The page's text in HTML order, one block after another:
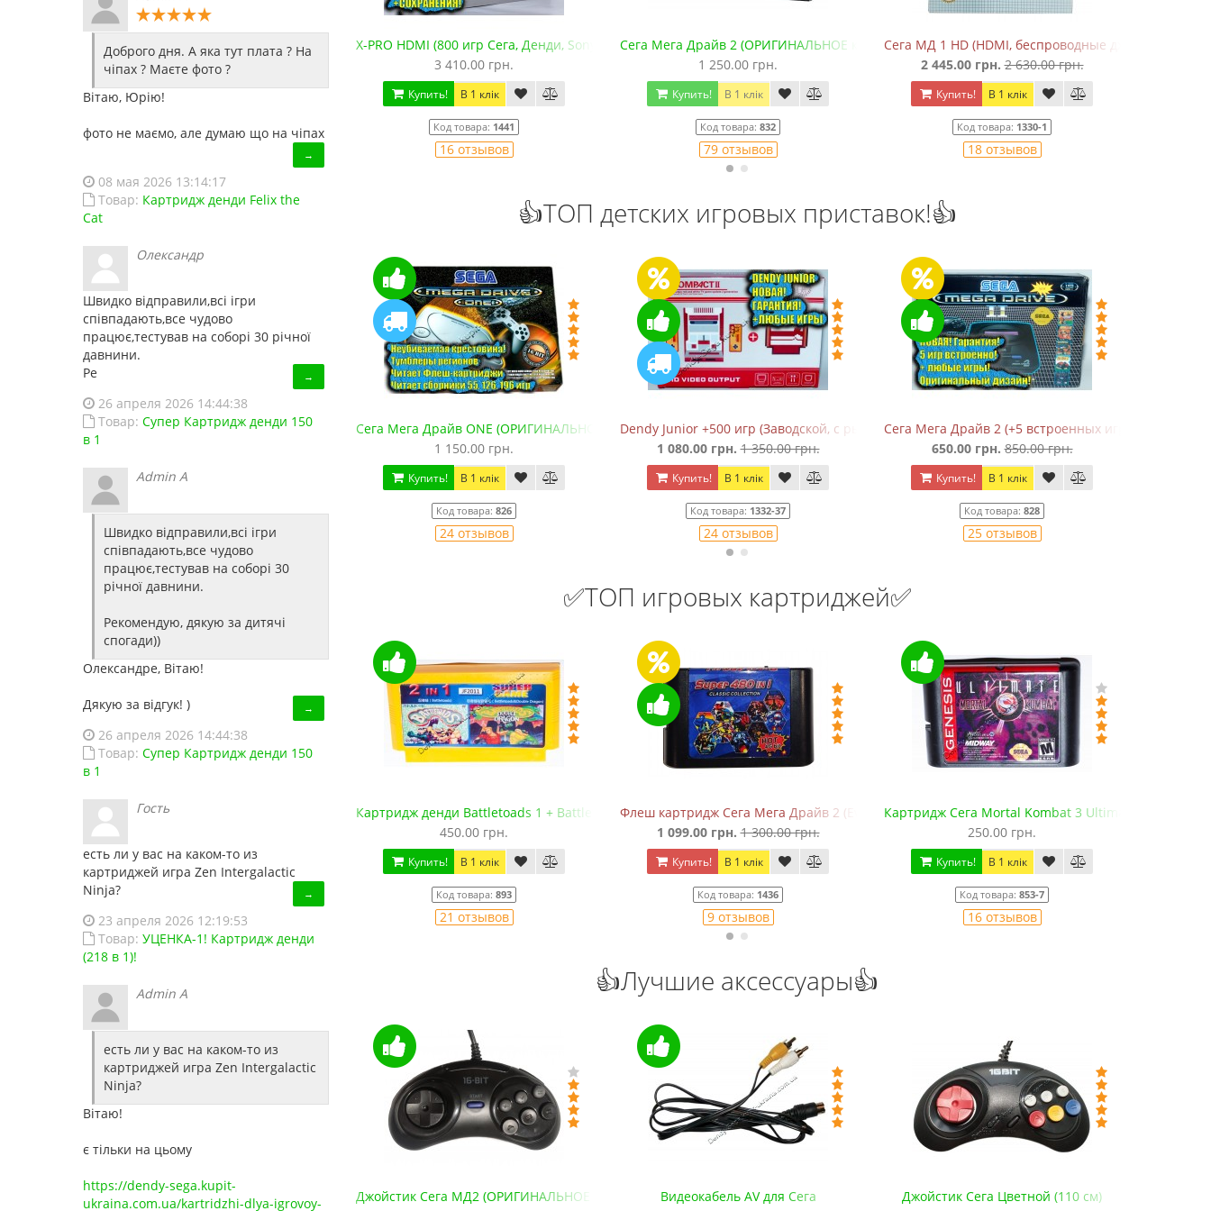
Доброго дня. А яка тут плата ? На
чіпах ? Маєте фото ?
Вітаю, Юрію!
фото не маємо, але думаю що на чіпах
→
08 мая 2026 13:14:17
Товар: Картридж денди Felix the
Cat
Олександр
Швидко відправили,всі ігри
співпадають,все чудово
працює,тестував на соборі 30 річної
давнини.
Ре
→
26 апреля 2026 14:44:38
Товар: Супер Картридж денди 150
в 1
Admin A
Швидко відправили,всі ігри
співпадають,все чудово
працює,тестував на соборі 30
річної давнини.
Рекомендую, дякую за дитячі
спогади))
Олександре, Вітаю!
Дякую за відгук! ) →
26 апреля 2026 14:44:38
Товар: Супер Картридж денди 150
в 1
Гость
есть ли у вас на каком-то из
картриджей игра Zen Intergalactic
Ninja?
→
23 апреля 2026 12:19:53
Товар: УЦЕНКА-1! Картридж денди
(218 в 1)!
Admin A
есть ли у вас на каком-то из
картриджей игра Zen Intergalactic
Ninja?
Вітаю!
є тільки на цьому
https://dendy-sega.kupit-
ukraina.com.ua/kartridzhi-dlya-igrovoy-
джойстики)X-PRO HDMI (800 игр Сега, Денди, Sony PS1, SNES, GBA. +microSD)
3 410.00 грн.
Купить!
Сега Мега Драйв 2 (ОРИГИНАЛЬНОЕ качество!)
1 250.00 грн.
Купить! В 1 клік
Код товара:832
79 отзывов
Сега МД 1 HD (HDMI, беспроводные джойстики)
2 445.00 грн. 2 630.00 грн.
Купить! В 1 клік
Код товара:1330-1
18 отзывов
Денди TY PS-1 (+16 игр)
550.00 грн. 750.00 грн.
Купить! В 1 клік
Код товара:1289
20 отзывов
👍ТОП детских игровых приставок!👍
Сега Мега Драйв ONE (ОРИГИНАЛЬНОЕ качество!)
Купить!
Код товара:826
24 отзывов
Dendy Junior +500 игр (Заводской, с рычажком)
1 080.00 грн. 1 350.00 грн.
Купить! В 1 клік
Код товара:1332-37
24 отзывов
Сега Мега Драйв 2 (+5 встроенных игр в 368 вариантах)
650.00 грн. 850.00 грн.
Купить! В 1 клік
Код товара:828
25 отзывов
Денди HD-188 (HDMI)
1 520.00 грн. 1 680.00 грн.
Купить! В 1 клік
Код товара:HD188
2 отзывов
✅ТОП игровых картриджей✅
Картридж денди Battletoads 1 + Battletoads 2: Double Dragon
Купить! В 1 клік
21 отзывов
Флеш картридж Сега Мега Драйв 2 (EverDrive MD V.х2, +SD)
1 099.00 грн. 1 300.00 грн.
Купить! В 1 клік
Код товара: 1436
9 отзывов
Картридж Сега Mortal Kombat 3 Ultimate
250.00 грн.
Купить! В 1 клік
Код товара: 853-7
16 отзывов
Картридж Сега 5 в 1 Mortal Kombat Антология
350.00 грн.
Купить! В 1 клік
Код товара:935
1 отзывов
👍Лучшие аксессуары👍
ПК, Data Frog)Джойстик Сега МД2 (ОРИГИНАЛЬНОЕ качество, 143 см)Видеокабель AV для Сега
Джойстик Сега Цветной (110 см)
Джойстик Dendy Junior (9 пин, 190 см)